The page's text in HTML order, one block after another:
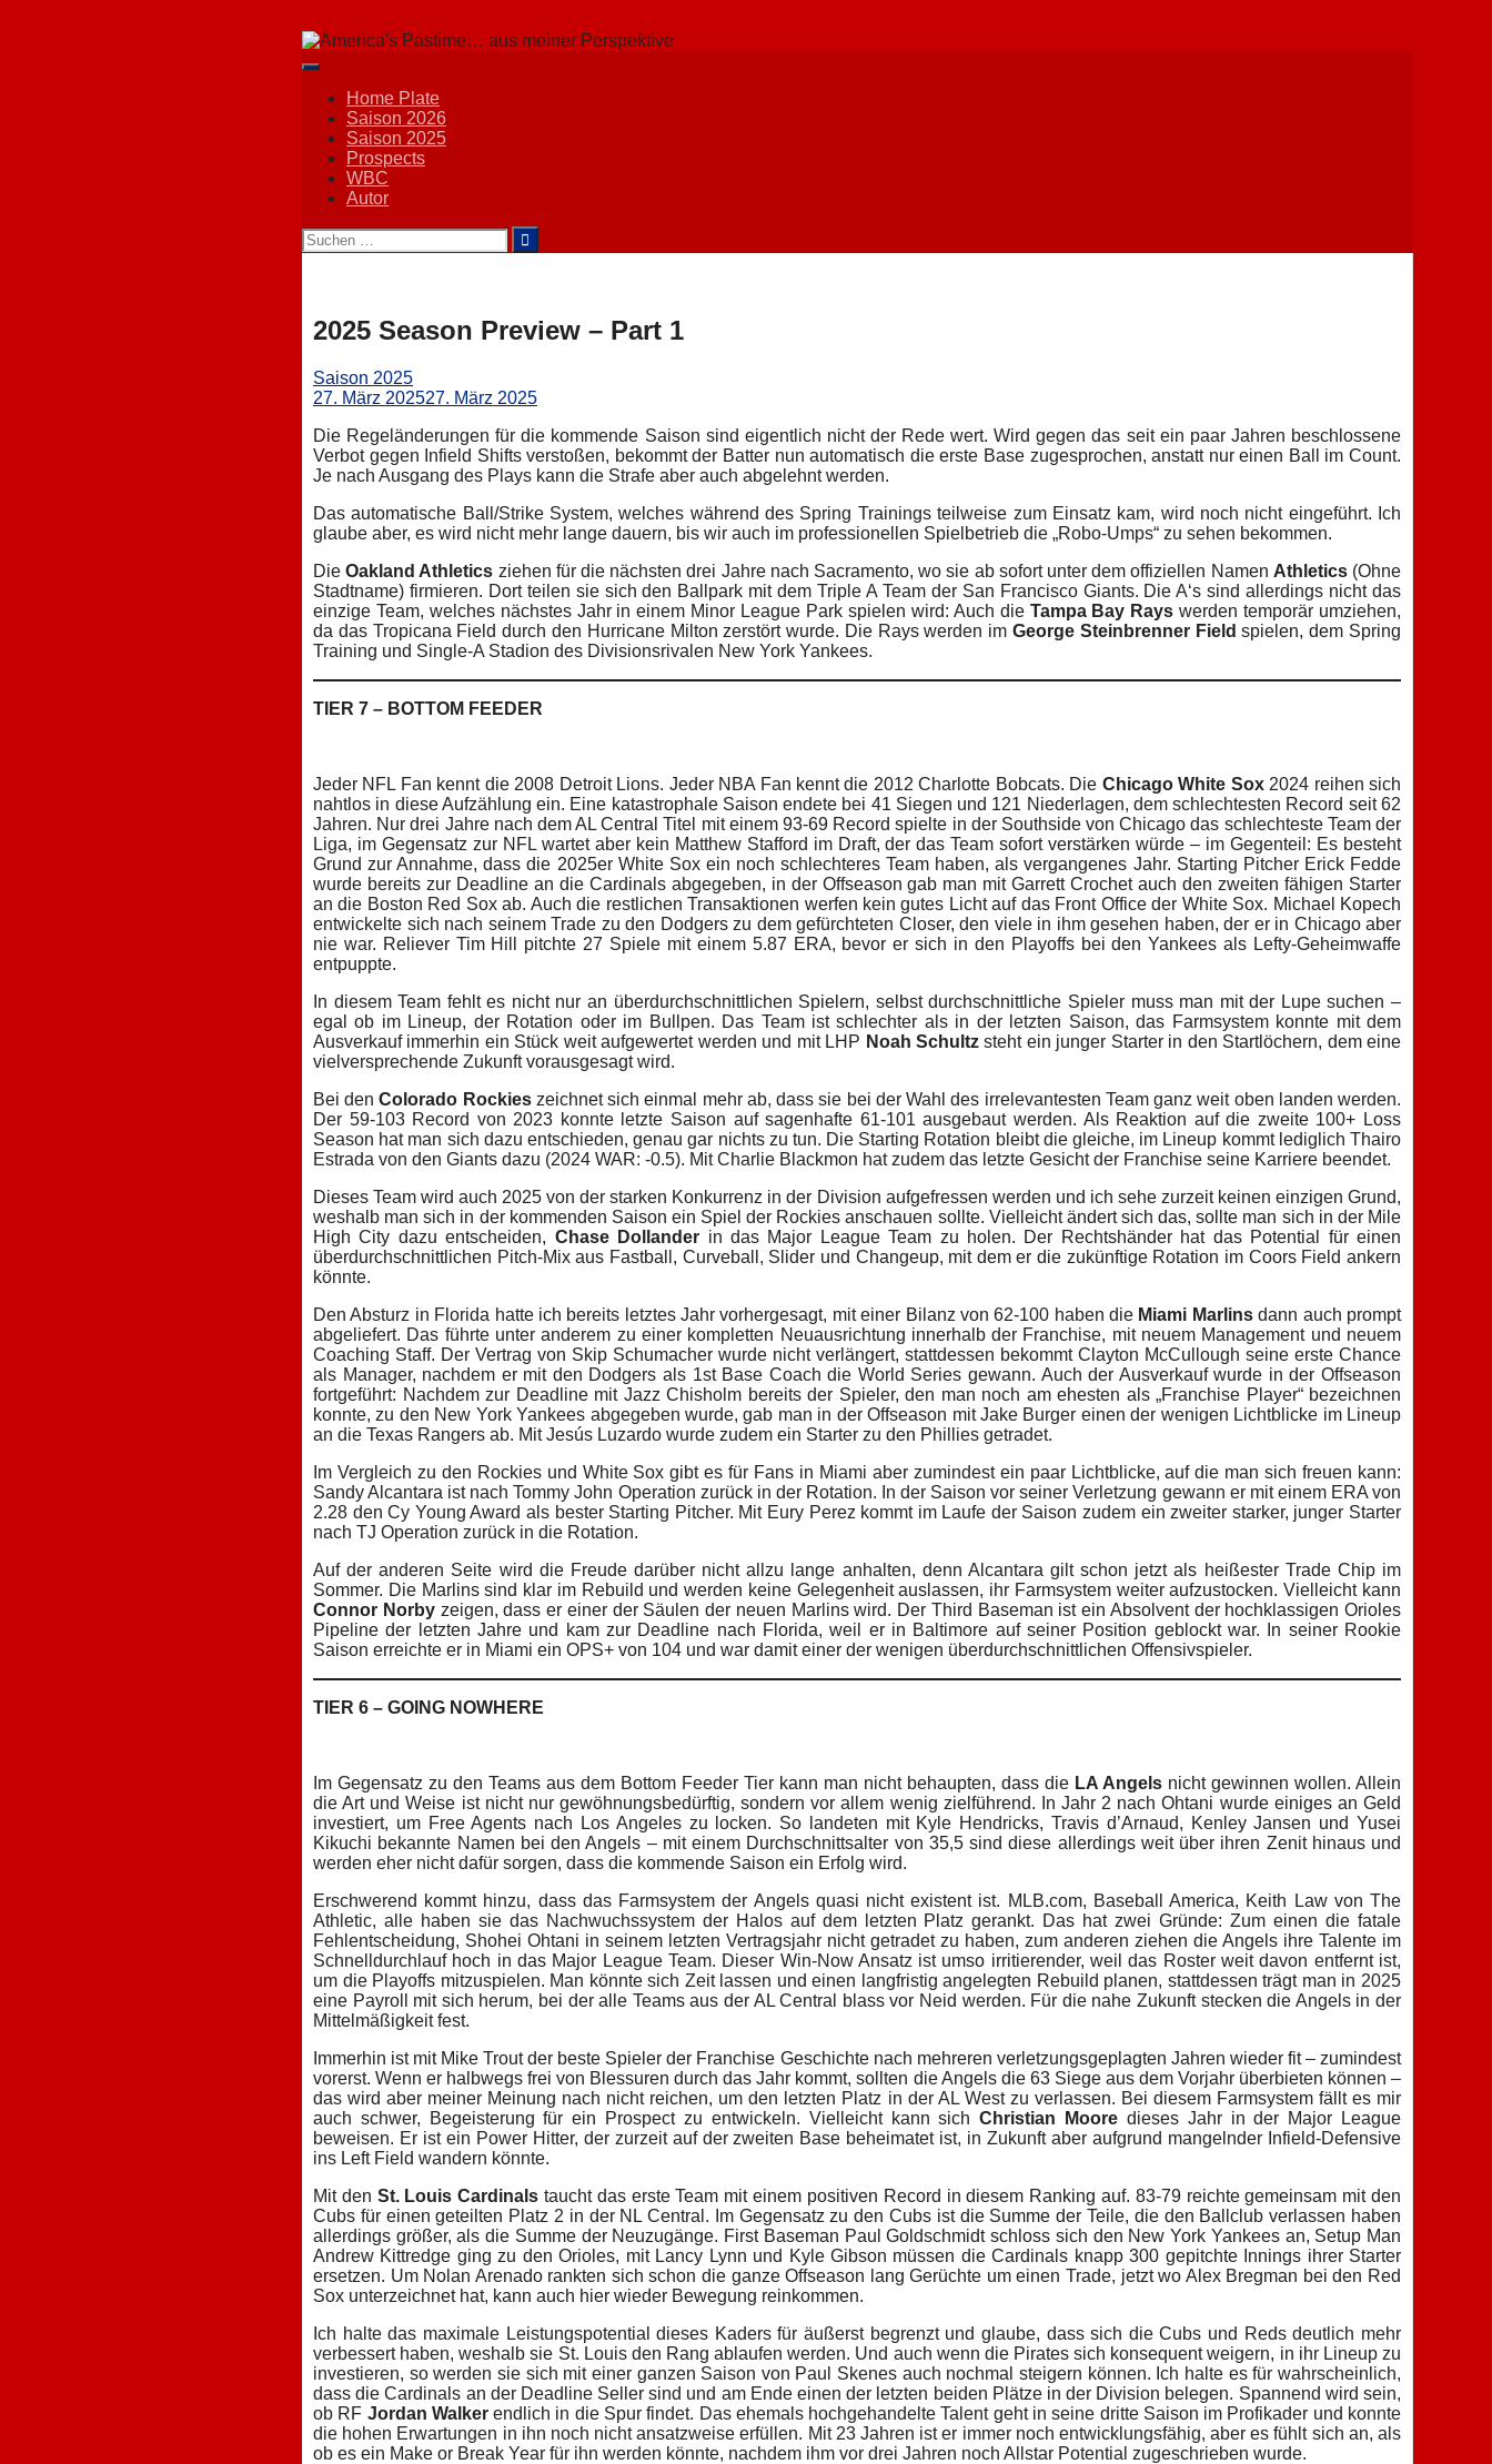
Springe
zum
Home Plate
Saison 2026
Saison 2025
Prospects
WBC
Autor
Suchen
nach:
2025 Season Preview – Part 1
Saison 2025
27. März 202527. März 2025
Die Regeländerungen für die kommende Saison sind eigentlich nicht der Rede wert. Wird gegen das seit ein paar Jahren beschlossene
Verbot gegen Infield Shifts verstoßen, bekommt der Batter nun automatisch die erste Base zugesprochen, anstatt nur einen Ball im Count.
Je nach Ausgang des Plays kann die Strafe aber auch abgelehnt werden.
Das automatische Ball/Strike System, welches während des Spring Trainings teilweise zum Einsatz kam, wird noch nicht eingeführt. Ich
glaube aber, es wird nicht mehr lange dauern, bis wir auch im professionellen Spielbetrieb die „Robo-Umps“ zu sehen bekommen.
DieOakland Athletics ziehen für die nächsten drei Jahre nach Sacramento, wo sie ab sofort unter dem offiziellen Namen Athletics(Ohne
Stadtname) firmieren. Dort teilen sie sich den Ballpark mit dem Triple A Team der San Francisco Giants. Die A‘s sind allerdings nicht das
einzige Team, welches nächstes Jahr in einem Minor League Park spielen wird: Auch die Tampa Bay Rays werden temporär umziehen,
da das Tropicana Field durch den Hurricane Milton zerstört wurde. Die Rays werden imGeorge Steinbrenner Field spielen, dem Spring
Training und Single-A Stadion des Divisionsrivalen New York Yankees.
TIER 7 – BOTTOM FEEDER
Jeder NFL Fan kennt die 2008 Detroit Lions. Jeder NBA Fan kennt die 2012 Charlotte Bobcats. Die Chicago White Sox2024 reihen sich
nahtlos in diese Aufzählung ein. Eine katastrophale Saison endete bei 41 Siegen und 121 Niederlagen, dem schlechtesten Record seit 62
Jahren. Nur drei Jahre nach dem AL Central Titel mit einem 93-69 Record spielte in der Southside von Chicago das schlechteste Team der
Liga, im Gegensatz zur NFL wartet aber kein Matthew Stafford im Draft, der das Team sofort verstärken würde – im Gegenteil: Es besteht
Grund zur Annahme, dass die 2025er White Sox ein noch schlechteres Team haben, als vergangenes Jahr. Starting Pitcher Erick Fedde
wurde bereits zur Deadline an die Cardinals abgegeben, in der Offseason gab man mit Garrett Crochet auch den zweiten fähigen Starter
an die Boston Red Sox ab. Auch die restlichen Transaktionen werfen kein gutes Licht auf das Front Office der White Sox. Michael Kopech
entwickelte sich nach seinem Trade zu den Dodgers zu dem gefürchteten Closer, den viele in ihm gesehen haben, der er in Chicago aber
nie war. Reliever Tim Hill pitchte 27 Spiele mit einem 5.87 ERA, bevor er sich in den Playoffs bei den Yankees als Lefty-Geheimwaffe
entpuppte.
In diesem Team fehlt es nicht nur an überdurchschnittlichen Spielern, selbst durchschnittliche Spieler muss man mit der Lupe suchen –
egal ob im Lineup, der Rotation oder im Bullpen. Das Team ist schlechter als in der letzten Saison, das Farmsystem konnte mit dem
Ausverkauf immerhin ein Stück weit aufgewertet werden und mit LHP Noah Schultzsteht ein junger Starter in den Startlöchern, dem eine
vielversprechende Zukunft vorausgesagt wird.
Bei denColorado Rockieszeichnet sich einmal mehr ab, dass sie bei der Wahl des irrelevantesten Team ganz weit oben landen werden.
Der 59-103 Record von 2023 konnte letzte Saison auf sagenhafte 61-101 ausgebaut werden. Als Reaktion auf die zweite 100+ Loss
Season hat man sich dazu entschieden, genau gar nichts zu tun. Die Starting Rotation bleibt die gleiche, im Lineup kommt lediglich Thairo
Estrada von den Giants dazu (2024 WAR: -0.5). Mit Charlie Blackmon hat zudem das letzte Gesicht der Franchise seine Karriere beendet.
Dieses Team wird auch 2025 von der starken Konkurrenz in der Division aufgefressen werden und ich sehe zurzeit keinen einzigen Grund,
weshalb man sich in der kommenden Saison ein Spiel der Rockies anschauen sollte. Vielleicht ändert sich das, sollte man sich in der Mile
High City dazu entscheiden, Chase Dollander in das Major League Team zu holen. Der Rechtshänder hat das Potential für einen
überdurchschnittlichen Pitch-Mix aus Fastball, Curveball, Slider und Changeup, mit dem er die zukünftige Rotation im Coors Field ankern
könnte.
Den Absturz in Florida hatte ich bereits letztes Jahr vorhergesagt, mit einer Bilanz von 62-100 haben die Miami Marlinsdann auch prompt
abgeliefert. Das führte unter anderem zu einer kompletten Neuausrichtung innerhalb der Franchise, mit neuem Management und neuem
Coaching Staff. Der Vertrag von Skip Schumacher wurde nicht verlängert, stattdessen bekommt Clayton McCullough seine erste Chance
als Manager, nachdem er mit den Dodgers als 1st Base Coach die World Series gewann. Auch der Ausverkauf wurde in der Offseason
fortgeführt: Nachdem zur Deadline mit Jazz Chisholm bereits der Spieler, den man noch am ehesten als „Franchise Player“ bezeichnen
konnte, zu den New York Yankees abgegeben wurde, gab man in der Offseason mit Jake Burger einen der wenigen Lichtblicke im Lineup
an die Texas Rangers ab. Mit Jesús Luzardo wurde zudem ein Starter zu den Phillies getradet.
Im Vergleich zu den Rockies und White Sox gibt es für Fans in Miami aber zumindest ein paar Lichtblicke, auf die man sich freuen kann:
Sandy Alcantara ist nach Tommy John Operation zurück in der Rotation. In der Saison vor seiner Verletzung gewann er mit einem ERA von
2.28 den Cy Young Award als bester Starting Pitcher. Mit Eury Perez kommt im Laufe der Saison zudem ein zweiter starker, junger Starter
nach TJ Operation zurück in die Rotation.
Auf der anderen Seite wird die Freude darüber nicht allzu lange anhalten, denn Alcantara gilt schon jetzt als heißester Trade Chip im
Sommer. Die Marlins sind klar im Rebuild und werden keine Gelegenheit auslassen, ihr Farmsystem weiter aufzustocken. Vielleicht kann
Connor Norbyzeigen, dass er einer der Säulen der neuen Marlins wird. Der Third Baseman ist ein Absolvent der hochklassigen Orioles
Pipeline der letzten Jahre und kam zur Deadline nach Florida, weil er in Baltimore auf seiner Position geblockt war. In seiner Rookie
Saison erreichte er in Miami ein OPS+ von 104 und war damit einer der wenigen überdurchschnittlichen Offensivspieler.
TIER 6 – GOING NOWHERE
Im Gegensatz zu den Teams aus dem Bottom Feeder Tier kann man nicht behaupten, dass die LA Angels nicht gewinnen wollen. Allein
die Art und Weise ist nicht nur gewöhnungsbedürftig, sondern vor allem wenig zielführend. In Jahr 2 nach Ohtani wurde einiges an Geld
investiert, um Free Agents nach Los Angeles zu locken. So landeten mit Kyle Hendricks, Travis d’Arnaud, Kenley Jansen und Yusei
Kikuchi bekannte Namen bei den Angels – mit einem Durchschnittsalter von 35,5 sind diese allerdings weit über ihren Zenit hinaus und
werden eher nicht dafür sorgen, dass die kommende Saison ein Erfolg wird.
Erschwerend kommt hinzu, dass das Farmsystem der Angels quasi nicht existent ist. MLB.com, Baseball America, Keith Law von The
Athletic, alle haben sie das Nachwuchssystem der Halos auf dem letzten Platz gerankt. Das hat zwei Gründe: Zum einen die fatale
Fehlentscheidung, Shohei Ohtani in seinem letzten Vertragsjahr nicht getradet zu haben, zum anderen ziehen die Angels ihre Talente im
Schnelldurchlauf hoch in das Major League Team. Dieser Win-Now Ansatz ist umso irritierender, weil das Roster weit davon entfernt ist,
um die Playoffs mitzuspielen. Man könnte sich Zeit lassen und einen langfristig angelegten Rebuild planen, stattdessen trägt man in 2025
eine Payroll mit sich herum, bei der alle Teams aus der AL Central blass vor Neid werden. Für die nahe Zukunft stecken die Angels in der
Mittelmäßigkeit fest.
Immerhin ist mit Mike Trout der beste Spieler der Franchise Geschichte nach mehreren verletzungsgeplagten Jahren wieder fit – zumindest
vorerst. Wenn er halbwegs frei von Blessuren durch das Jahr kommt, sollten die Angels die 63 Siege aus dem Vorjahr überbieten können –
das wird aber meiner Meinung nach nicht reichen, um den letzten Platz in der AL West zu verlassen. Bei diesem Farmsystem fällt es mir
auch schwer, Begeisterung für ein Prospect zu entwickeln. Vielleicht kann sichChristian Moore dieses Jahr in der Major League
beweisen. Er ist ein Power Hitter, der zurzeit auf der zweiten Base beheimatet ist, in Zukunft aber aufgrund mangelnder Infield-Defensive
ins Left Field wandern könnte.
Mit den St. Louis Cardinals taucht das erste Team mit einem positiven Record in diesem Ranking auf. 83-79 reichte gemeinsam mit den
Cubs für einen geteilten Platz 2 in der NL Central. Im Gegensatz zu den Cubs ist die Summe der Teile, die den Ballclub verlassen haben
allerdings größer, als die Summe der Neuzugänge. First Baseman Paul Goldschmidt schloss sich den New York Yankees an, Setup Man
Andrew Kittredge ging zu den Orioles, mit Lancy Lynn und Kyle Gibson müssen die Cardinals knapp 300 gepitchte Innings ihrer Starter
ersetzen. Um Nolan Arenado rankten sich schon die ganze Offseason lang Gerüchte um einen Trade, jetzt wo Alex Bregman bei den Red
Sox unterzeichnet hat, kann auch hier wieder Bewegung reinkommen.
Ich halte das maximale Leistungspotential dieses Kaders für äußerst begrenzt und glaube, dass sich die Cubs und Reds deutlich mehr
verbessert haben, weshalb sie St. Louis den Rang ablaufen werden. Und auch wenn die Pirates sich konsequent weigern, in ihr Lineup zu
investieren, so werden sie sich mit einer ganzen Saison von Paul Skenes auch nochmal steigern können. Ich halte es für wahrscheinlich,
dass die Cardinals an der Deadline Seller sind und am Ende einen der letzten beiden Plätze in der Division belegen. Spannend wird sein,
ob RF Jordan Walkerendlich in die Spur findet. Das ehemals hochgehandelte Talent geht in seine dritte Saison im Profikader und konnte
die hohen Erwartungen in ihn noch nicht ansatzweise erfüllen. Mit 23 Jahren ist er immer noch entwicklungsfähig, aber es fühlt sich an, als
ob es ein Make or Break Year für ihn werden könnte, nachdem ihm vor drei Jahren noch Allstar Potential zugeschrieben wurde.